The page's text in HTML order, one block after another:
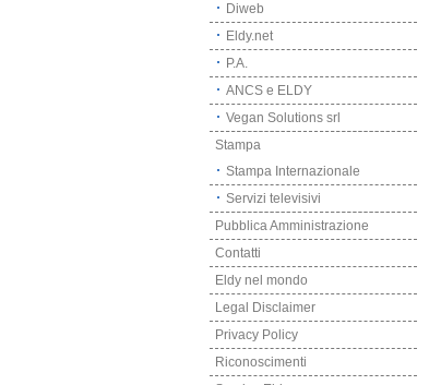
Diweb
Eldy.net
P.A.
ANCS e ELDY
Vegan Solutions srl
Stampa
Stampa Internazionale
Servizi televisivi
Pubblica Amministrazione
Contatti
Eldy nel mondo
Legal Disclaimer
Privacy Policy
Riconoscimenti